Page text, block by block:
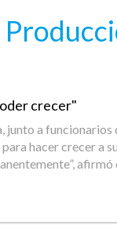
crecer"
a
hacer crecer a